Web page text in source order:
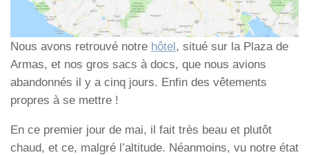
Nous avons retrouvé notre hôtel, situé sur la Plaza de
Armas, et nos gros sacs à docs, que nous avions
abandonnés il y a cinq jours. Enfin des vêtements
propres à se mettre !
En ce premier jour de mai, il fait très beau et plutôt
chaud, et ce, malgré l’altitude. Néanmoins, vu notre état